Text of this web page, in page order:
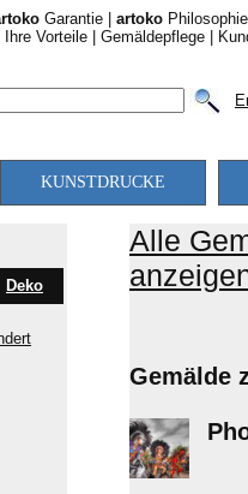
Garantie artoko Philosophie
Ihre Vorteile Gemäldepflege
KUNSTDRUCKE
Deko
Alle
Gemälde